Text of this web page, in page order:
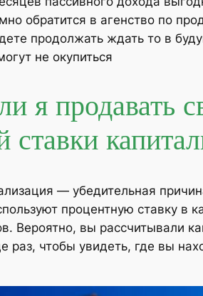
обратится в агенство по
продолжать ждать то в
не окупиться
я продавать
ставки
— убедительная
процентную ставку в
Вероятно, вы рассчитывали
раз, чтобы увидеть, где вы